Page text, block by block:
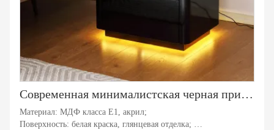
Современная минималистская черная прикроватная тумбочка со светодиодной подсветкой Деревянная умная тумбочка с зарядной станцией
Материал: МДФ класса E1, акрил;
Поверхность: белая краска, глянцевая отделка;